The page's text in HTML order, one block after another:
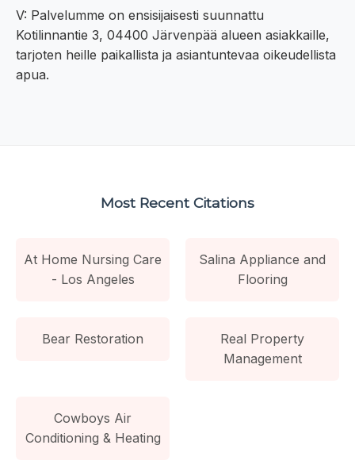
V: Palvelumme on ensisijaisesti suunnattu
Kotilinnantie 3, 04400 Järvenpää alueen asiakkaille,
tarjoten heille paikallista ja asiantuntevaa oikeudellista
apua.
Most Recent Citations
At Home Nursing Care
- Los Angeles
Salina Appliance and
Flooring
Bear Restoration
Real Property
Management
Cowboys Air
Conditioning & Heating